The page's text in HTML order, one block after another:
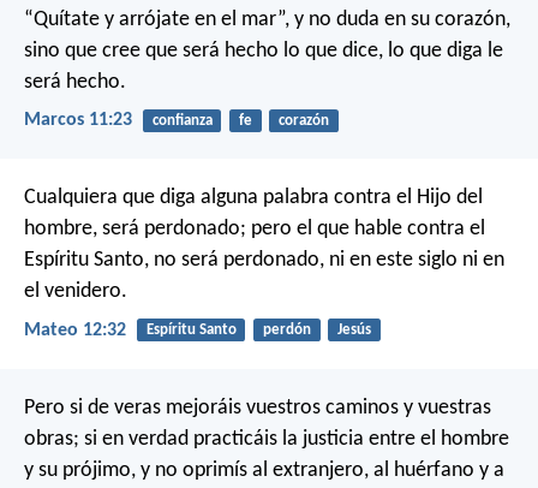
“Quítate y arrójate en el mar”, y no duda en su corazón,
sino que cree que será hecho lo que dice, lo que diga le
será hecho.
Marcos 11:23 confianza fe corazón
Cualquiera que diga alguna palabra contra el Hijo del
hombre, será perdonado; pero el que hable contra el
Espíritu Santo, no será perdonado, ni en este siglo ni en
el venidero.
Mateo 12:32 Espíritu Santo perdón Jesús
Pero si de veras mejoráis vuestros caminos y vuestras
obras; si en verdad practicáis la justicia entre el hombre
y su prójimo, y no oprimís al extranjero, al huérfano y a